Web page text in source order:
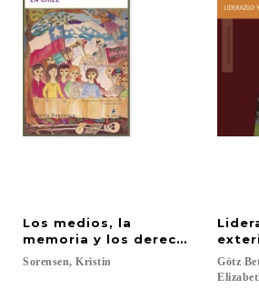
Los medios, la
memoria y los derechos
Sorensen, Kristin
Götz